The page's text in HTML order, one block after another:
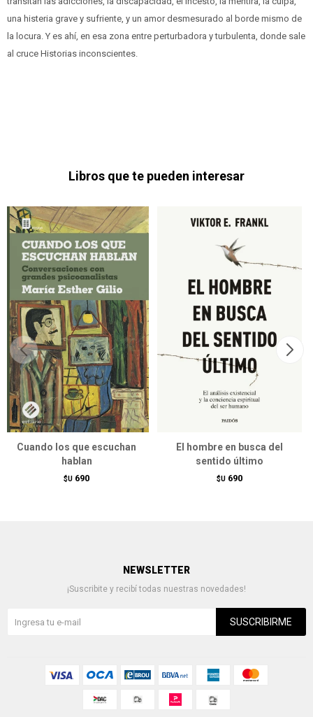
una histeria grave y sufriente, y un amor desmesurado al borde mismo de
la locura. Y es ahí, en esa zona entre perturbadora y turbulenta, donde sale
al cruce Historias inconscientes.
Libros que te pueden interesar
Cuando los que escuchan
hablan
$U 690
El hombre en busca del
sentido último
$U 690
NEWSLETTER
¡Suscribite y recibí todas nuestras novedades!
SUSCRIBIRME